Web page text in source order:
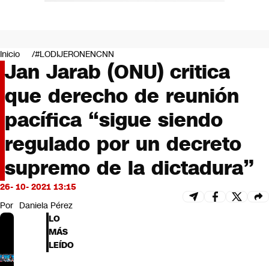
Negocios
Deportes
Programas completos
Cultura
Servicios
Bits
CNN tiempo
Futuro 360
Opinión
Inicio #LODIJERONENCNN
Jan Jarab (ONU) critica
que derecho de reunión
pacífica “sigue siendo
regulado por un decreto
supremo de la dictadura”
26- 10- 2021 13:15
Por Daniela Pérez
LO
MÁS
LEÍDO